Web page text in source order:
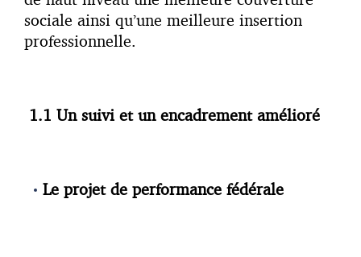
sociale ainsi qu’une meilleure insertion
professionnelle.
1.1 Un suivi et un encadrement amélioré
Le projet de performance fédérale